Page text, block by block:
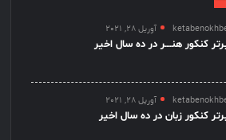
آوریل 28, 2021
کنکور هنــــر در ده سال اخیر
آوریل 28, 2021
کنکور زبان در ده سال اخیر